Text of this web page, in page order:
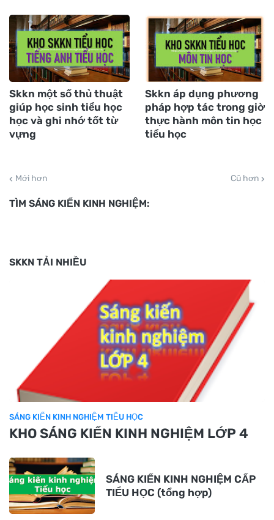
Skkn một số thủ thuật
giúp học sinh tiểu học
học và ghi nhớ tốt từ
vựng
Skkn áp dụng phương
pháp hợp tác trong giờ
thực hành môn tin học
tiểu học
Mới hơn Cũ hơn
TÌM SÁNG KIẾN KINH NGHIỆM:
SKKN TẢI NHIỀU
SÁNG KIẾN KINH NGHIỆM TIỂU HỌC
KHO SÁNG KIẾN KINH NGHIỆM LỚP 4
SÁNG KIẾN KINH NGHIỆM CẤP
TIỂU HỌC (tổng hợp)